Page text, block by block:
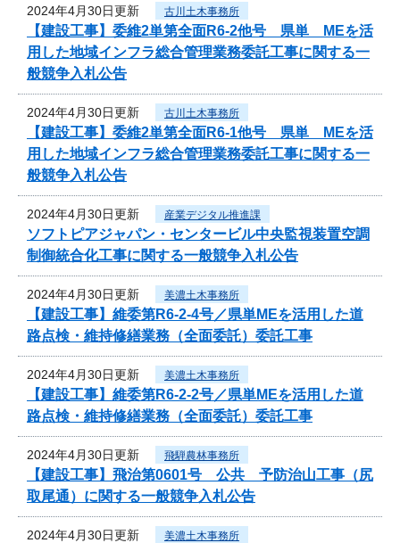
2024年4月30日更新 古川土木事務所
【建設工事】委維2単第全面R6-2他号 県単 MEを活
用した地域インフラ総合管理業務委託工事に関する一
般競争入札公告
2024年4月30日更新 古川土木事務所
【建設工事】委維2単第全面R6-1他号 県単 MEを活
用した地域インフラ総合管理業務委託工事に関する一
般競争入札公告
2024年4月30日更新 産業デジタル推進課
ソフトピアジャパン・センタービル中央監視装置空調
制御統合化工事に関する一般競争入札公告
2024年4月30日更新 美濃土木事務所
【建設工事】維委第R6-2-4号／県単MEを活用した道
路点検・維持修繕業務（全面委託）委託工事
2024年4月30日更新 美濃土木事務所
【建設工事】維委第R6-2-2号／県単MEを活用した道
路点検・維持修繕業務（全面委託）委託工事
2024年4月30日更新 飛騨農林事務所
【建設工事】飛治第0601号 公共 予防治山工事（尻
取尾通）に関する一般競争入札公告
2024年4月30日更新 美濃土木事務所